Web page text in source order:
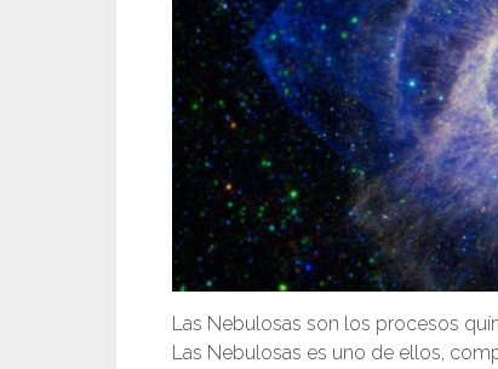
Las Nebulosas son los procesos
Las Nebulosas es uno de ellos,